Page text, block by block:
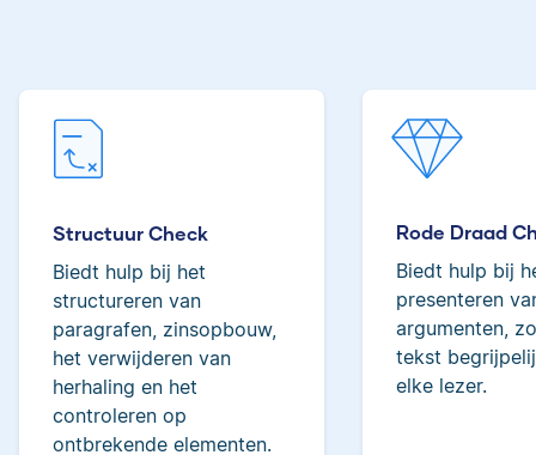
Structuur Check
Biedt hulp bij het
structureren van
paragrafen, zinsopbouw,
het verwijderen van
herhaling en het
controleren op
ontbrekende elementen.
Rode Draad
Biedt hulp bij
presenteren
argumenten,
tekst
elke lezer.
tot de top van Scribbrs
Yves
Yves heeft een MSc in
Econometrie, is
Lilianne
Lilianne heeft Engels
gestudeerd, is docent
journalistiek en heeft
als Scribbr-editor al
meer dan 600